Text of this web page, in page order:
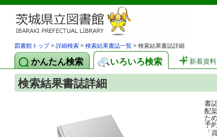
図書館トップ> 詳細検索 > 検索結果書誌一覧 > 検索結果書誌詳細
かんたん検索 いろいろ検索 新着資料
検索結果書誌詳細
書
配
た
予
「